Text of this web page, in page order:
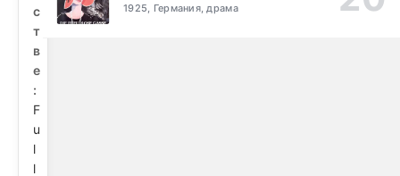
с
т
в
е
:
F
u
l
l
1925, Германия, драма